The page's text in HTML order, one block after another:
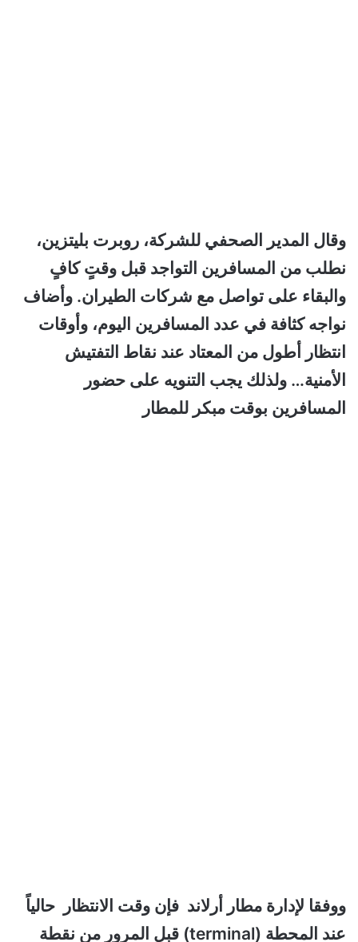
وقال المدير الصحفي للشركة، روبرت بليتزين،
نطلب من المسافرين التواجد قبل وقتٍ كافٍ
والبقاء على تواصل مع شركات الطيران. وأضاف
نواجه كثافة في عدد المسافرين اليوم، وأوقات
انتظار أطول من المعتاد عند نقاط التفتيش
الأمنية… ولذلك يجب التنويه على حضور
المسافرين بوقت مبكر للمطار
ووفقا لإدارة مطار أرلاند فإن وقت الانتظار حالياً
عند المحطة (terminal) قبل المرور من نقطة